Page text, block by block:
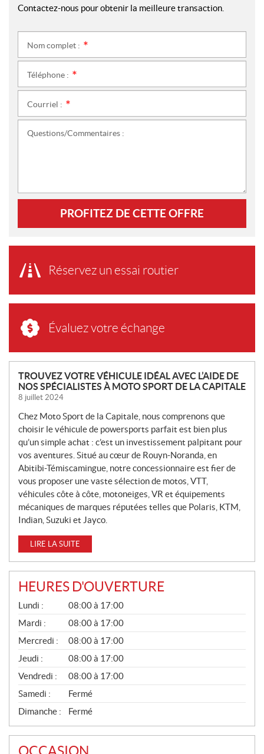
Contactez-nous pour obtenir la meilleure transaction.
Nom complet :
Téléphone :
Courriel :
Questions/Commentaires :
PROFITEZ DE CETTE OFFRE
Réservez un essai routier
Évaluez votre échange
N
O
U
V
E
L
L
E
S
TROUVEZ VOTRE VÉHICULE IDÉAL AVEC L’AIDE DE
NOS SPÉCIALISTES À MOTO SPORT DE LA CAPITALE
8 juillet 2024
Chez Moto Sport de la Capitale, nous comprenons que
choisir le véhicule de powersports parfait est bien plus
qu’un simple achat : c’est un investissement palpitant pour
vos aventures. Situé au cœur de Rouyn-Noranda, en
Abitibi-Témiscamingue, notre concessionnaire est fier de
vous proposer une vaste sélection de motos, VTT,
véhicules côte à côte, motoneiges, VR et équipements
mécaniques de marques réputées telles que Polaris, KTM,
Indian, Suzuki et Jayco.
LIRE LA SUITE
HEURES D'OUVERTURE
G
É
N
É
R
A
L
Lundi :
08:00 à 17:00
Mardi :
08:00 à 17:00
Mercredi :
08:00 à 17:00
Jeudi :
08:00 à 17:00
Vendredi :
08:00 à 17:00
Samedi :
Fermé
Dimanche :
Fermé